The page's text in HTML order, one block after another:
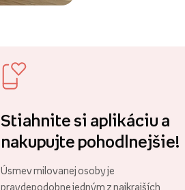
Stiahnite si aplikáciu a
nakupujte pohodlnejšie!
Úsmev milovanej osoby je
pravdepodobne jedným z najkrajších